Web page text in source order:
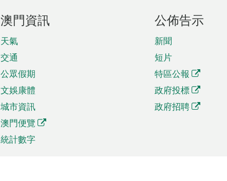
澳門資訊
天氣
交通
公眾假期
文娛康體
城市資訊
澳門便覽
統計數字
公佈告示
新聞
短片
特區公報
政府投標
政府招聘